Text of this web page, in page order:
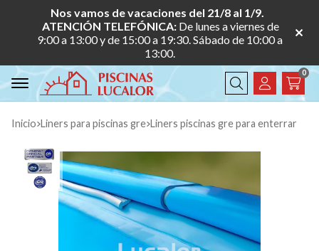
Nos vamos de vacaciones del 21/8 al 1/9.
ATENCIÓN TELEFÓNICA: De lunes a viernes de
9:00 a 13:00 y de 15:00 a 19:30. Sábado de 10:00 a
13:00.
Buscar
0
Inicio liners para piscinas gre liners piscinas gre para enterrar